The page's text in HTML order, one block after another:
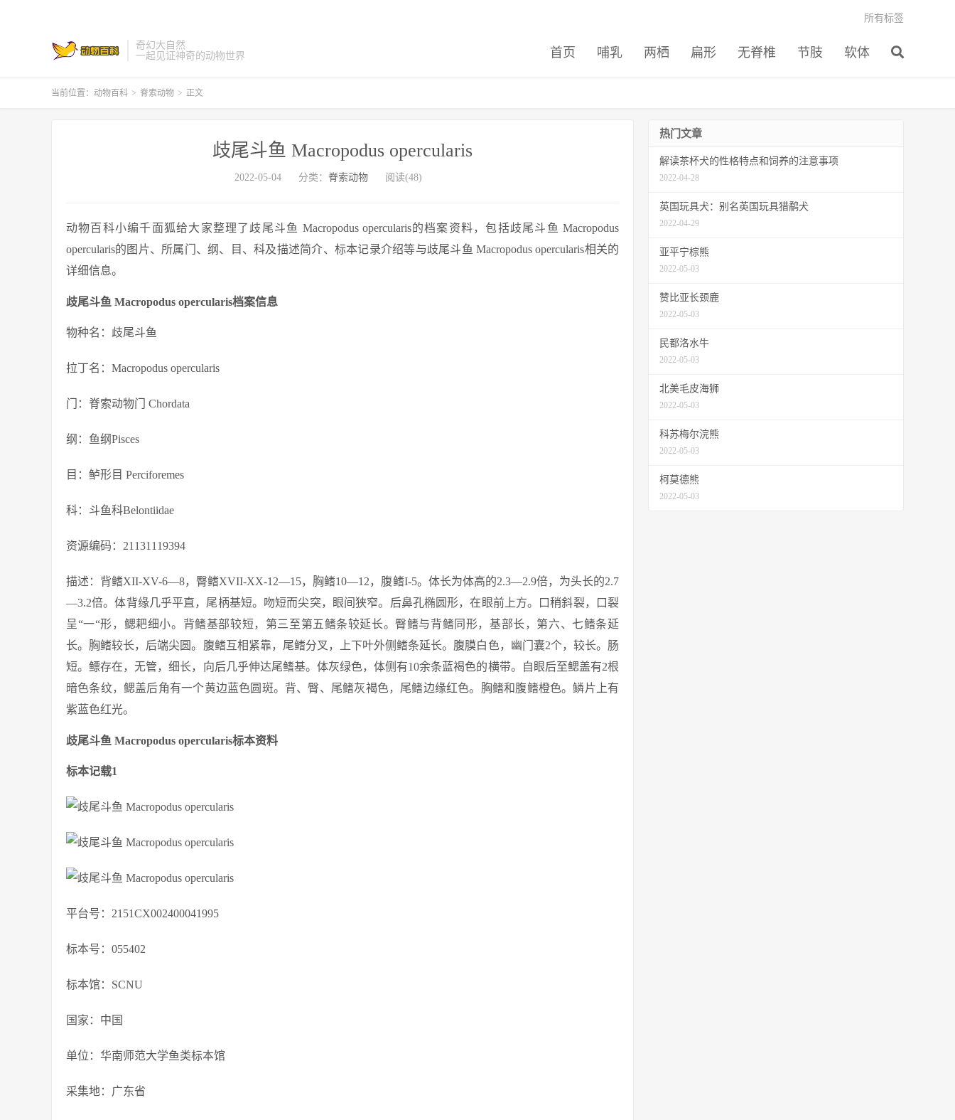
奇幻大自然
一起见证神奇的动物世界
首页 哺乳 两栖 扁形 无脊椎 节肢 软体
所有标签
当前位置： 动物百科 > 脊索动物 > 正文
歧尾斗鱼 Macropodus opercularis
2022-05-04 分类： 脊索动物 阅读(48)
动物百科小编千面狐给大家整理了歧尾斗鱼 Macropodus opercularis的档案资料，包括歧尾斗鱼 Macropodus
opercularis的图片、所属门、纲、目、科及描述简介、标本记录介绍等与歧尾斗鱼 Macropodus opercularis相关的
详细信息。
歧尾斗鱼 Macropodus opercularis档案信息
物种名：歧尾斗鱼
拉丁名：Macropodus opercularis
门：脊索动物门 Chordata
纲：鱼纲Pisces
目：鲈形目 Perciforemes
科：斗鱼科Belontiidae
资源编码：21131119394
描述：背鳍XII-XV-6—8，臀鳍XVII-XX-12—15，胸鳍10—12，腹鳍I-5。体长为体高的2.3—2.9倍，为头长的2.7
—3.2倍。体背缘几乎平直，尾柄基短。吻短而尖突，眼间狭窄。后鼻孔椭圆形，在眼前上方。口稍斜裂，口裂
呈“一“形，鳃耙细小。背鳍基部较短，第三至第五鳍条较延长。臀鳍与背鳍同形，基部长，第六、七鳍条延
长。胸鳍较长，后端尖圆。腹鳍互相紧靠，尾鳍分叉，上下叶外侧鳍条延长。腹膜白色，幽门囊2个，较长。肠
短。鳔存在，无管，细长，向后几乎伸达尾鳍基。体灰绿色，体侧有10余条蓝褐色的横带。自眼后至鳃盖有2根
暗色条纹，鳃盖后角有一个黄边蓝色圆斑。背、臀、尾鳍灰褐色，尾鳍边缘红色。胸鳍和腹鳍橙色。鳞片上有
紫蓝色红光。
歧尾斗鱼 Macropodus opercularis标本资料
标本记载1
平台号：2151CX002400041995
标本号：055402
标本馆：SCNU
国家：中国
单位：华南师范大学鱼类标本馆
采集地：广东省
热门文章
解读茶杯犬的性格特点和饲养的注意事项
2022-04-28
英国玩具犬：别名英国玩具猎鹬犬
2022-04-29
亚平宁棕熊
2022-05-03
赞比亚长颈鹿
2022-05-03
民都洛水牛
2022-05-03
北美毛皮海狮
2022-05-03
科苏梅尔浣熊
2022-05-03
柯莫德熊
2022-05-03